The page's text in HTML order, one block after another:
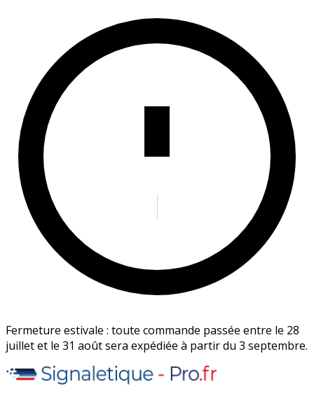
Fermeture estivale : toute commande passée entre le 28
juillet et le 31 août sera expédiée à partir du 3 septembre.